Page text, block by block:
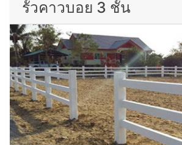
รั้วคาวบอย 3 ชั้น